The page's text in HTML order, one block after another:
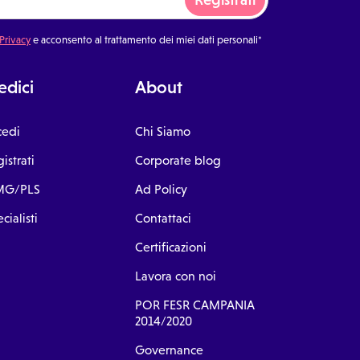
e acconsento al trattamento dei miei dati personali*
PLS
About
Chi Siamo
Corporate blog
Ad Policy
Contattaci
Certificazioni
Lavora con noi
POR FESR CAMPANIA
2014/2020
Governance